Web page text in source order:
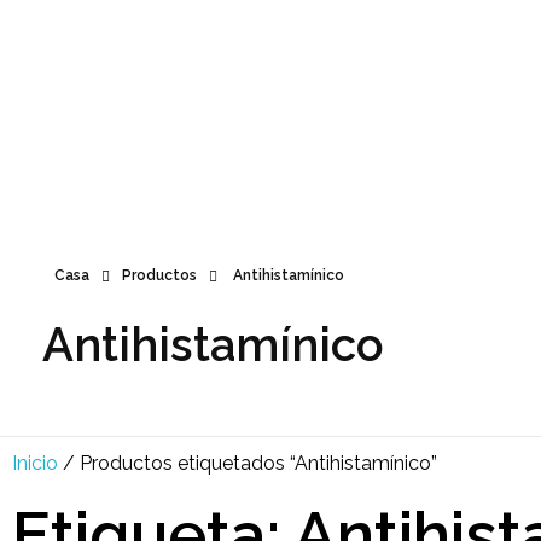
Casa Productos Antihistamínico
Antihistamínico
Inicio / Productos etiquetados “Antihistamínico”